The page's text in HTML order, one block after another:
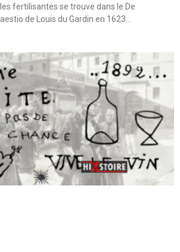
fertilisantes se trouve dans le De
de Louis du Gardin en 1623…